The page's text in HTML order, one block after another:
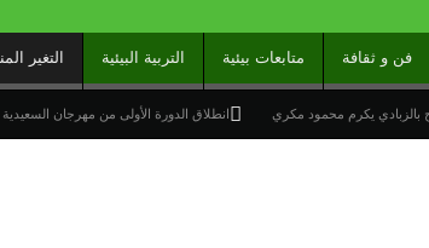
فن و ثقافة متابعات بيئية التربية البيئية التغير
بالزبادي يكرم محمود مكري انطلاق الدورة الأولى من مهرجان